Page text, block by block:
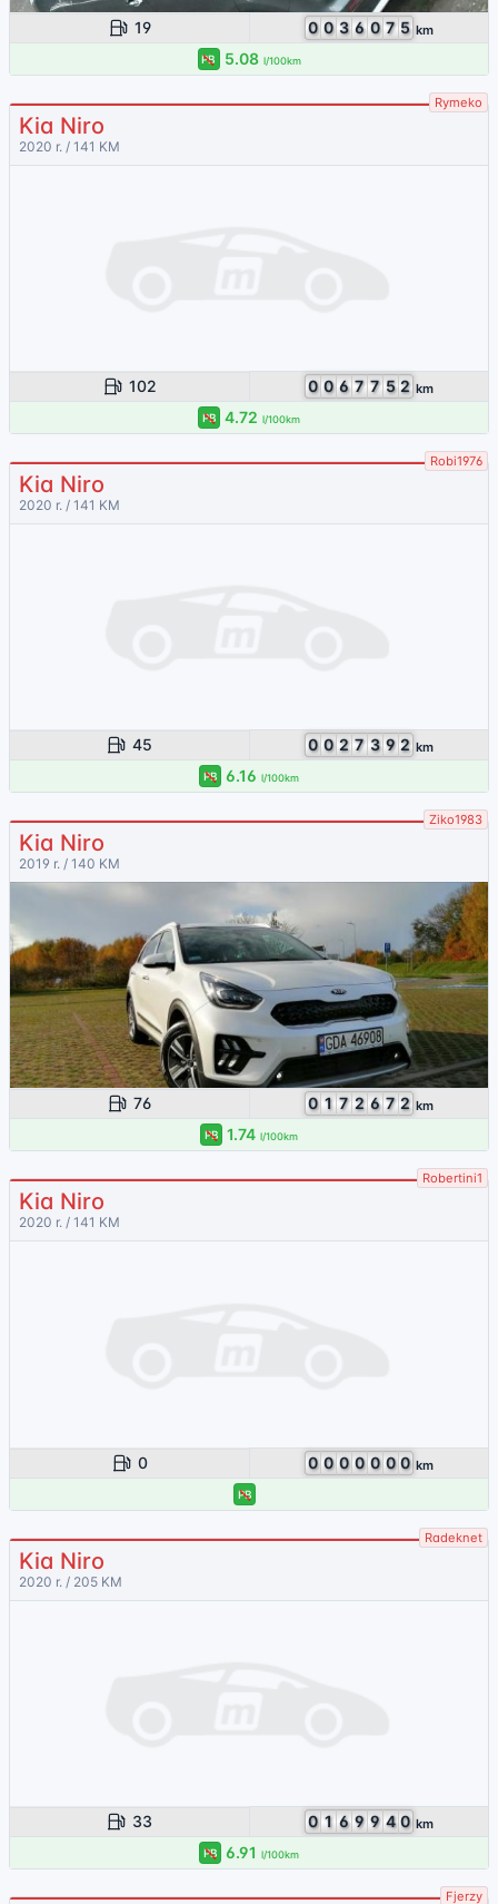
19 0 0 3 6 0 7 5 km
PB 5.08 l/100km
Rymeko
Kia Niro
2020 r. / 141 KM
102 0 0 6 7 7 5 2 km
PB 4.72 l/100km
Robi1976
Kia Niro
2020 r. / 141 KM
45 0 0 2 7 3 9 2 km
PB 6.16 l/100km
Ziko1983
Kia Niro
2019 r. / 140 KM
76 0 1 7 2 6 7 2 km
PB 1.74 l/100km
Robertini1
Kia Niro
2020 r. / 141 KM
0 0 0 0 0 0 0 0 km
PB
Radeknet
Kia Niro
2020 r. / 205 KM
33 0 1 6 9 9 4 0 km
PB 6.91 l/100km
Fjerzy